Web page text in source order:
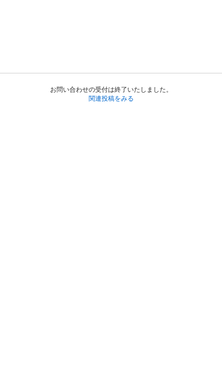
お問い合わせの受付は終了いたしました。
関連投稿をみる